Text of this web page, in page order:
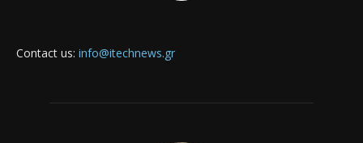
Contact us: info@itechnews.gr